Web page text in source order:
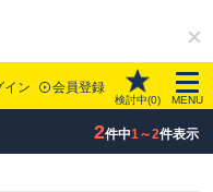
イン 会員登録
検討中(0) MENU
2件中1～2件表示